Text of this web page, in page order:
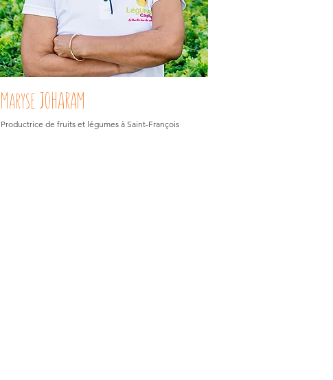
Maryse JOHARAM
Productrice de fruits et légumes à Saint-François